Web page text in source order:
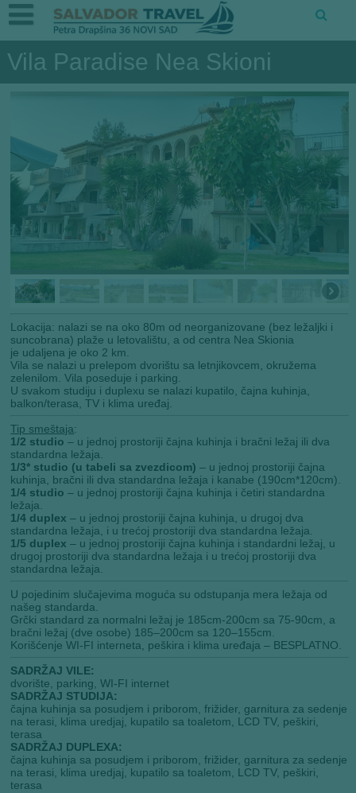
Vila Paradise Nea Skioni
Lokacija: nalazi se na oko 80m od neorganizovane (bez ležaljki i
suncobrana) plaže u letovalištu, a od centra Nea Skionia
je udaljena je oko 2 km.
Vila se nalazi u prelepom dvorištu sa letnjikovcem, okružema
zelenilom. Vila poseduje i parking.
U svakom studiju i duplexu se nalazi kupatilo, čajna kuhinja,
balkon/terasa, TV i klima uređaj.
Tip smeštaja:
1/2 studio – u jednoj prostoriji čajna kuhinja i bračni ležaj ili dva
standardna ležaja.
1/3* studio (u tabeli sa zvezdicom) – u jednoj prostoriji čajna
kuhinja, bračni ili dva standardna ležaja i kanabe (190cm*120cm).
1/4 studio – u jednoj prostoriji čajna kuhinja i četiri standardna
ležaja.
1/4 duplex – u jednoj prostoriji čajna kuhinja, u drugoj dva
standardna ležaja, i u trećoj prostoriji dva standardna ležaja.
1/5 duplex – u jednoj prostoriji čajna kuhinja i standardni ležaj, u
drugoj prostoriji dva standardna ležaja i u trećoj prostoriji dva
standardna ležaja.
U pojedinim slučajevima moguća su odstupanja mera ležaja od
našeg standarda.
Grčki standard za normalni ležaj je 185cm-200cm sa 75-90cm, a
bračni ležaj (dve osobe) 185–200cm sa 120–155cm.
Korišćenje WI-FI interneta, peškira i klima uređaja – BESPLATNO.
SADRŽAJ VILE:
dvorište, parking, WI-FI internet
SADRŽAJ STUDIJA:
čajna kuhinja sa posudjem i priborom, frižider, garnitura za sedenje
na terasi, klima uredjaj, kupatilo sa toaletom, LCD TV, peškiri,
terasa
SADRŽAJ DUPLEXA:
čajna kuhinja sa posudjem i priborom, frižider, garnitura za sedenje
na terasi, klima uredjaj, kupatilo sa toaletom, LCD TV, peškiri,
terasa